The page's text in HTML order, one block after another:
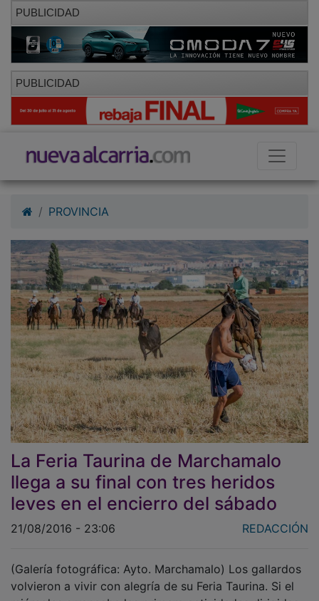
PUBLICIDAD
PUBLICIDAD
La Feria Taurina de Marchamalo
llega a su final con tres heridos
leves en el encierro del sábado
REDACCIÓN
volvieron a vivir con alegría de su Feria Taurina. Si el
miércoles arrancaba las primera actividades dirigidas